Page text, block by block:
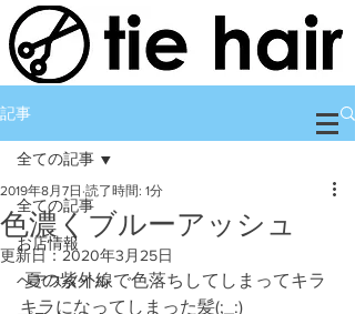
記事
全ての記事
お店情報
ヘアスタイル
全ての記事
色濃くブルーアッシュ
2019年8月7日 読了時間: 1分
更新日：2020年3月25日
夏の紫外線で色落ちしてしまってキラ
キラになってしまった髪(;_:)